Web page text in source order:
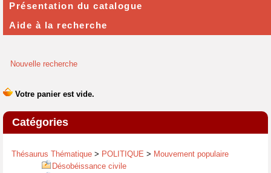
Nouvelle recherche
Catégories
Thésaurus Thématique > POLITIQUE > Mouvement populaire
Désobéissance civile
Présentation du catalogue
Aide à la recherche